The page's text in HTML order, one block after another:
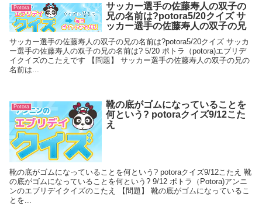
Potora
サッカー選手の佐藤寿人の双子の
兄の名前は?potora5/20クイズ サ
ッカー選手の佐藤寿人の双子の兄
サッカー選手の佐藤寿人の双子の兄の名前は?potora5/20クイズ サッカ
ー選手の佐藤寿人の双子の兄の名前は? 5/20 ポトラ（potora)エブリデ
イクイズのこたえです 【問題】 サッカー選手の佐藤寿人の双子の兄の
名前は...
Potora
靴の底がゴムになっていることを
何という? potoraクイズ9/12こた
え
靴の底がゴムになっていることを何という? potoraクイズ9/12こたえ 靴
の底がゴムになっていることを何という? 9/12 ポトラ（Potora)アンニ
ンのエブリデイクイズのこたえ 【問題】 靴の底がゴムになっているこ
とを...